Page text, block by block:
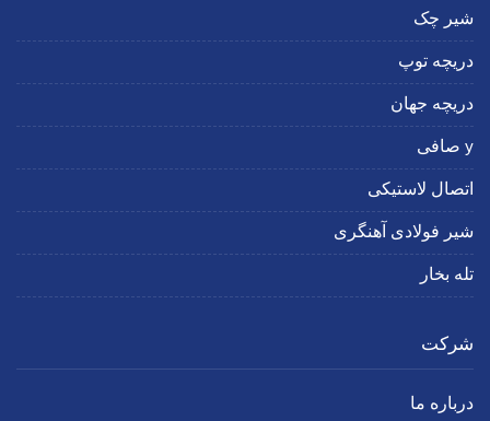
شیر چک
دریچه توپ
دریچه جهان
y صافی
اتصال لاستیکی
شیر فولادی آهنگری
تله بخار
شرکت
درباره ما